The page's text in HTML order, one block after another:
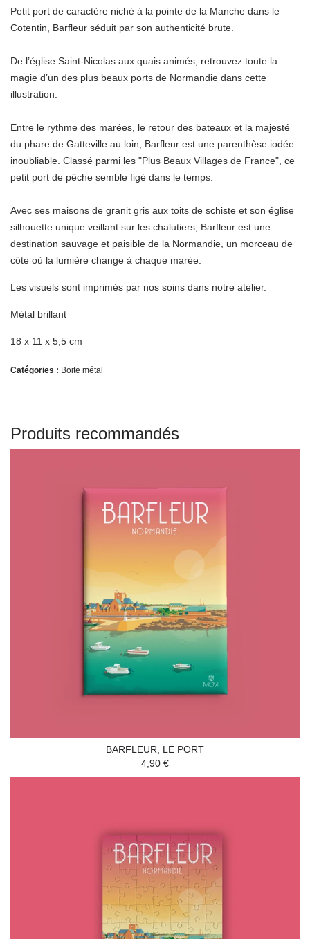
Petit port de caractère niché à la pointe de la Manche dans le
Cotentin, Barfleur séduit par son authenticité brute.
De l’église Saint-Nicolas aux quais animés, retrouvez toute la
magie d’un des plus beaux ports de Normandie dans cette
illustration.
Entre le rythme des marées, le retour des bateaux et la majesté
du phare de Gatteville au loin, Barfleur est une parenthèse iodée
inoubliable. Classé parmi les "Plus Beaux Villages de France", ce
petit port de pêche semble figé dans le temps.
Avec ses maisons de granit gris aux toits de schiste et son église
silhouette unique veillant sur les chalutiers, Barfleur est une
destination sauvage et paisible de la Normandie, un morceau de
côte où la lumière change à chaque marée.
Les visuels sont imprimés par nos soins dans notre atelier.
Métal brillant
18 x 11 x 5,5 cm
Catégories : Boite métal
Produits recommandés
BARFLEUR, LE PORT
4,90 €